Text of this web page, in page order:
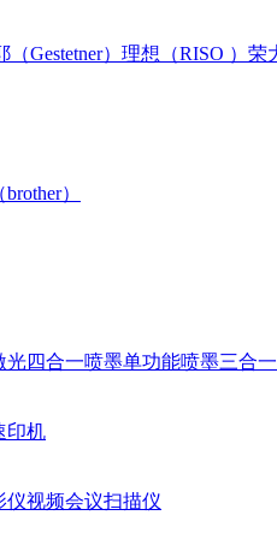
Gestetner） 理想（RISO ） 荣
）
光四合一喷墨单功能喷墨三合一
印机
仪视频会议扫描仪